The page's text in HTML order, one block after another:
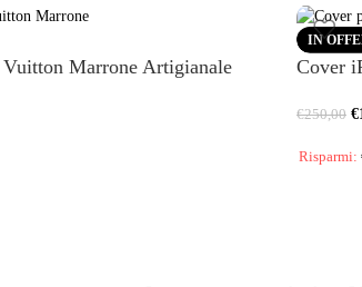
Vedi altro Vedi
Marrone Artigianale
IN
Cover
€250,00 €
Risparmi: